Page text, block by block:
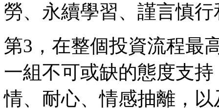
勞、永續學習、謹言慎
第3，在整個投資流程最
一組不可或缺的態度支
情、耐心、情感抽離，